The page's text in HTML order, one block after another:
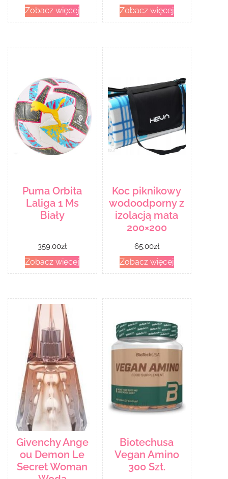
Zobacz więcej Zobacz więcej
Puma Orbita
Laliga 1 Ms
Biały
359.00zł
Zobacz więcej
Koc piknikowy
wodoodporny z
izolacją mata
200×200
65.00zł
Zobacz więcej
Givenchy Ange
ou Demon Le
Secret Woman
Biotechusa
Vegan Amino
300 Szt.